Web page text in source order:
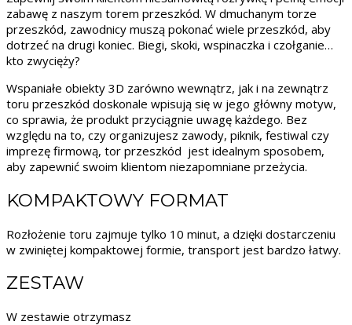
zabawę z naszym torem przeszkód. W dmuchanym torze
przeszkód, zawodnicy muszą pokonać wiele przeszkód, aby
dotrzeć na drugi koniec. Biegi, skoki, wspinaczka i czołganie…
kto zwycięży?
Wspaniałe obiekty 3D zarówno wewnątrz, jak i na zewnątrz
toru przeszkód doskonale wpisują się w jego główny motyw,
co sprawia, że ​​produkt przyciągnie uwagę każdego. Bez
względu na to, czy organizujesz zawody, piknik, festiwal czy
imprezę firmową, tor przeszkód jest idealnym sposobem,
aby zapewnić swoim klientom niezapomniane przeżycia.
KOMPAKTOWY FORMAT
Rozłożenie toru zajmuje tylko 10 minut, a dzięki dostarczeniu
w zwiniętej kompaktowej formie, transport jest bardzo łatwy.
ZESTAW
W zestawie otrzymasz